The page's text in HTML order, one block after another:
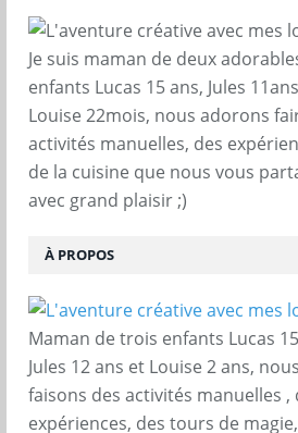
Je suis maman de deux
enfants Lucas 15 ans, Jules
Louise 22mois, nous adorons
activités manuelles, des
de la cuisine que nous vous
avec grand plaisir ;)
À PROPOS
Maman de trois enfants Lucas
Jules 12 ans et Louise 2 ans, nous
faisons des activités manuelles ,
expériences, des tours de